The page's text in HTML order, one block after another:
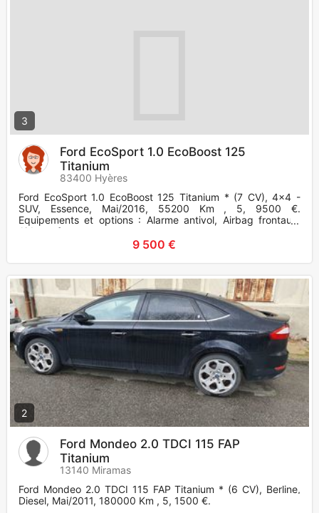
3
Ford EcoSport 1.0 EcoBoost 125
Titanium
83400 Hyères
Ford EcoSport 1.0 EcoBoost 125 Titanium * (7 CV), 4x4 -
SUV, Essence, Mai/2016, 55200 Km , 5, 9500 €.
Equipements et options : Alarme antivol, Airbag frontaux,
Airbags frontaux +
9 500 €
2
Ford Mondeo 2.0 TDCI 115 FAP
Titanium
13140 Miramas
Ford Mondeo 2.0 TDCI 115 FAP Titanium * (6 CV), Berline,
Diesel, Mai/2011, 180000 Km , 5, 1500 €.